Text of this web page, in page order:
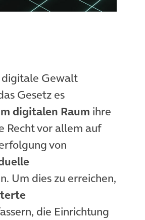
digitale Gewalt
Gesetz es
digitalen Raum ihre
Recht vor allem auf
von
Um dies zu erreichen,
die Einrichtung